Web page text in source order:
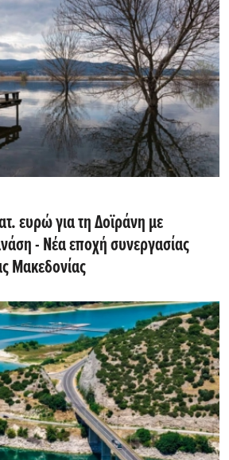
ευρώ για τη Δοϊράνη με
- Νέα εποχή συνεργασίας
Μακεδονίας